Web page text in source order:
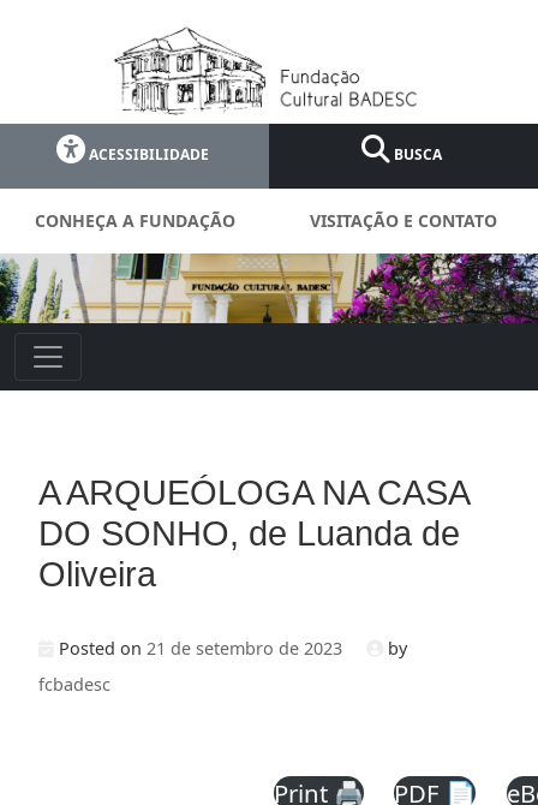
ACESSIBILIDADE BUSCA
CONHEÇA A FUNDAÇÃO VISITAÇÃO E CONTATO
A ARQUEÓLOGA NA CASA
DO SONHO, de Luanda de
Oliveira
Posted on 21 de setembro de 2023
by
fcbadesc
Print 🖨 PDF 📄